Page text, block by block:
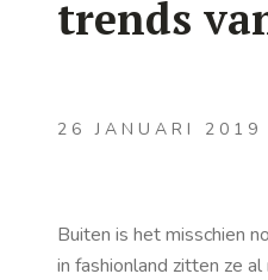
trends
26 JANUARI 2019
Buiten is het misschien
in fashionland zitten ze